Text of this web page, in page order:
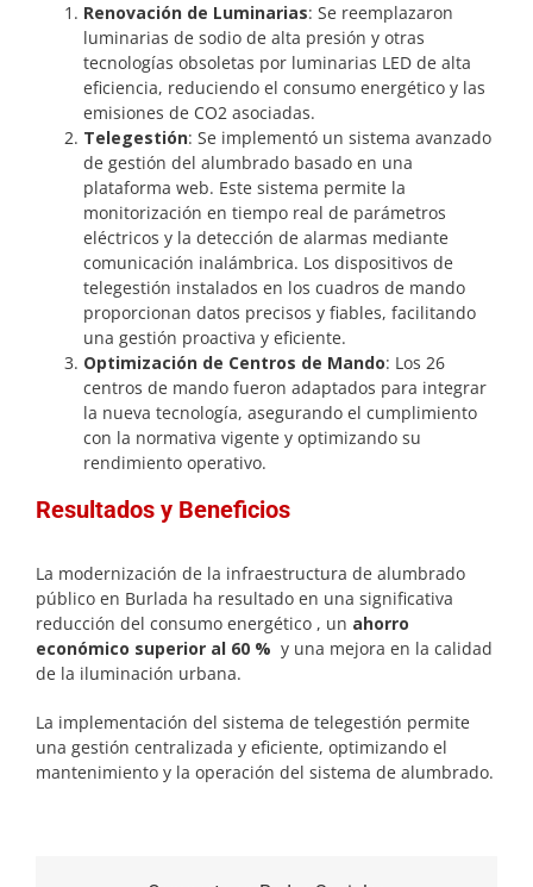
Renovación de Luminarias: Se reemplazaron
luminarias de sodio de alta presión y otras
tecnologías obsoletas por luminarias LED de alta
eficiencia, reduciendo el consumo energético y las
emisiones de CO2 asociadas.
Telegestión: Se implementó un sistema avanzado
de gestión del alumbrado basado en una
plataforma web. Este sistema permite la
monitorización en tiempo real de parámetros
eléctricos y la detección de alarmas mediante
comunicación inalámbrica. Los dispositivos de
telegestión instalados en los cuadros de mando
proporcionan datos precisos y fiables, facilitando
una gestión proactiva y eficiente.
Optimización de Centros de Mando: Los 26
centros de mando fueron adaptados para integrar
la nueva tecnología, asegurando el cumplimiento
con la normativa vigente y optimizando su
rendimiento operativo.
Resultados y Beneficios
La modernización de la infraestructura de alumbrado
público en Burlada ha resultado en una significativa
reducción del consumo energético , un ahorro
económico superior al 60 % y una mejora en la calidad
de la iluminación urbana.
La implementación del sistema de telegestión permite
una gestión centralizada y eficiente, optimizando el
mantenimiento y la operación del sistema de alumbrado.